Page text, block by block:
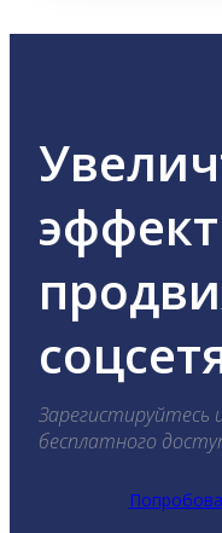
Зарегистируйтесь
бесплатного